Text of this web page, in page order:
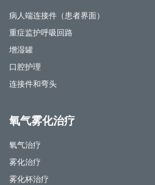
病人端连接件（患者界面）
重症监护呼吸回路
增湿罐
口腔护理
连接件和弯头
氧气雾化治疗
氧气治疗
雾化治疗
雾化杯治疗